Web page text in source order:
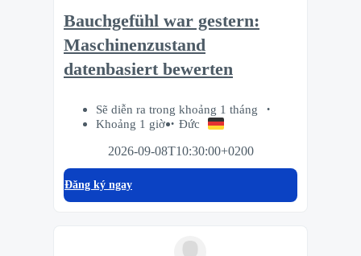
Bauchgefühl war gestern:
Maschinenzustand
datenbasiert bewerten
Sẽ diễn ra trong khoảng 1 tháng
Khoảng 1 giờ
Đức
2026-09-08T10:30:00+0200
Đăng ký ngay